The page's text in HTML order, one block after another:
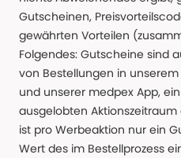
Gutscheinen,
gewährten Vorteilen
Folgendes: Gutscheine sind
von Bestellungen in
und unserer medpex App,
ausgelobten
ist pro Werbeaktion nur ein
Wert des im Bestellprozess